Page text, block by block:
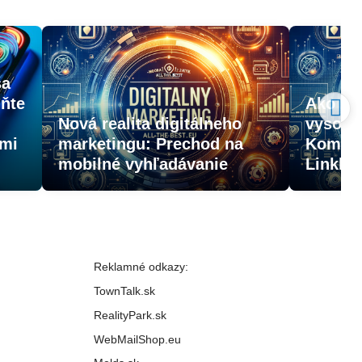
Nová realita digitálneho
marketingu: Prechod na
mobilné vyhľadávanie
Ako
Reklamné odkazy:
TownTalk.sk
RealityPark.sk
WebMailShop.eu